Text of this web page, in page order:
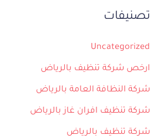
تصنيفات
Uncategorized
ارخص شركة تنظيف بالرياض
شركة النظافة العامة بالرياض
شركة تنظيف افران غاز بالرياض
شركة تنظيف بالرياض